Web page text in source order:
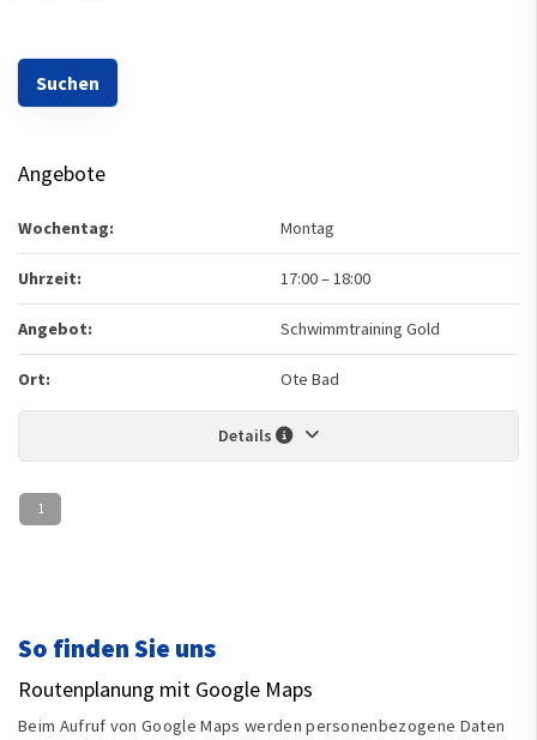
Angebote
Wochentag: Montag
Uhrzeit: 17:00–18:00
Angebot: Schwimmtraining Gold
Ort: Ote Bad
Details
1
So finden Sie uns
Routenplanung mit Google Maps
Beim Aufruf von Google Maps werden personenbezogene Daten